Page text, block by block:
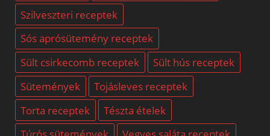
Szilveszteri receptek
Sós aprósütemény receptek
Sült csirkecomb receptek
Sült hús receptek
Sütemények
Tojásleves receptek
Torta receptek
Tészta ételek